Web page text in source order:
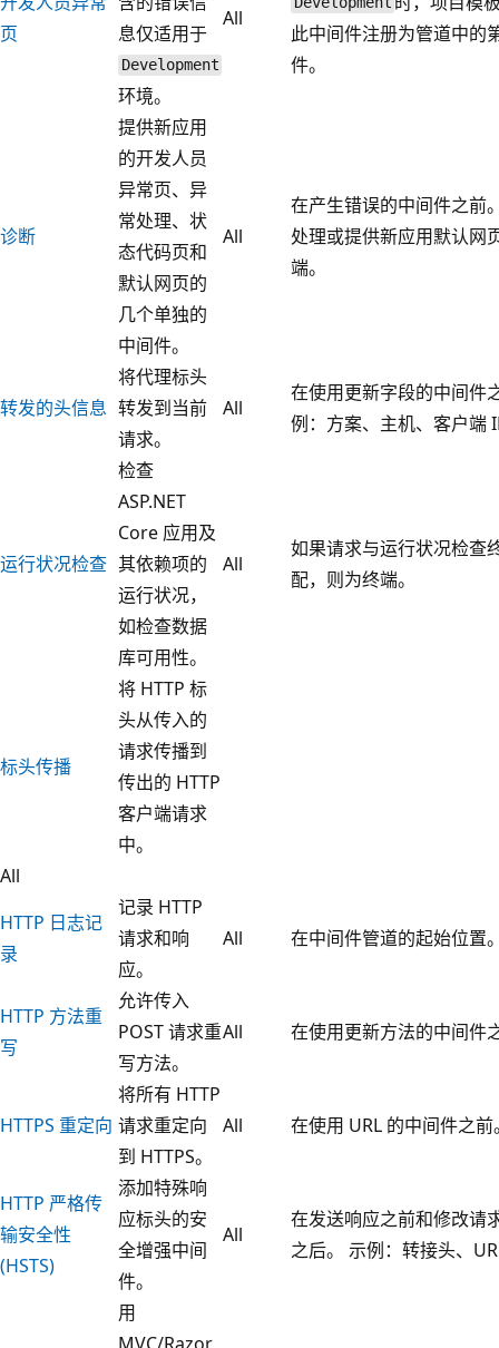
页
息仅适用于
Development
环境。
All
此中间件注册为管道中的
件。
诊断
提供新应用
的开发人员
异常页、异
常处理、状
态代码页和
默认网页的
几个单独的
中间件。
All
在产生错误的中间件之前
处理或提供新应用默认网
端。
转发的头信息
将代理标头
转发到当前
请求。
All
在使用更新字段的中间件
例：方案、主机、客户端
运行状况检查
检查
ASP.NET
Core 应用及
其依赖项的
运行状况，
如检查数据
库可用性。
All
如果请求与运行状况检查
配，则为终端。
标头传播
将 HTTP 标
头从传入的
请求传播到
传出的 HTTP
客户端请求
中。
All
HTTP 日志记
录
记录 HTTP
请求和响
应。
All 在中间件管道的起始位置
HTTP 方法重
写
允许传入
POST 请求重
写方法。
All 在使用更新方法的中间件
HTTPS 重定向
将所有 HTTP
请求重定向
到 HTTPS。
All 在使用 URL 的中间件之前
HTTP 严格传
输安全性
(HSTS)
添加特殊响
应标头的安
全增强中间
件。
All
在发送响应之前和修改请
之后。 示例：转接头、
用
MVC/Razor